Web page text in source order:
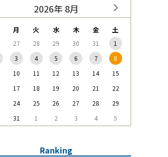
2026年 8月
月 火 水 木 金 土
27 28 29 30 31
1
3 4 5 6 7
8
10 11 12 13 14
15
17 18 19 20 21
22
24 25 26 27 28
29
31 1 2 3 4 5
Ranking